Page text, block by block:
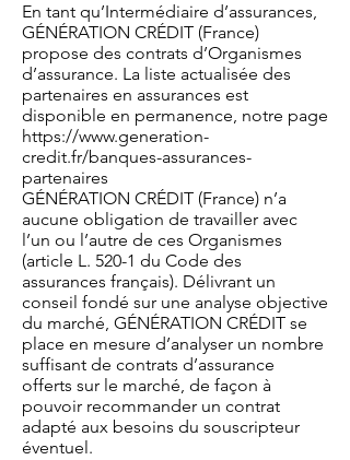
En tant qu’Intermédiaire d’assurances,
GÉNÉRATION CRÉDIT (France)
propose des contrats d’Organismes
d’assurance. La liste actualisée des
partenaires en assurances est
disponible en permanence, notre page
https://www.generation-
credit.fr/banques-assurances-
partenaires
GÉNÉRATION CRÉDIT (France) n’a
aucune obligation de travailler avec
l’un ou l’autre de ces Organismes
(article L. 520-1 du Code des
assurances français). Délivrant un
conseil fondé sur une analyse objective
du marché, GÉNÉRATION CRÉDIT se
place en mesure d’analyser un nombre
suffisant de contrats d’assurance
offerts sur le marché, de façon à
pouvoir recommander un contrat
adapté aux besoins du souscripteur
éventuel.